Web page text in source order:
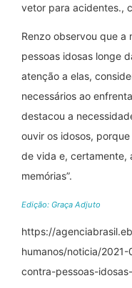
vetor para acidentes.,
Renzo observou que a
pessoas idosas longe
atenção a elas,
necessários ao
destacou a
ouvir os idosos,
de vida e, certamente,
memórias”.
Edição: Graça Adjuto
https://
humanos/noticia/
contra-pessoas-